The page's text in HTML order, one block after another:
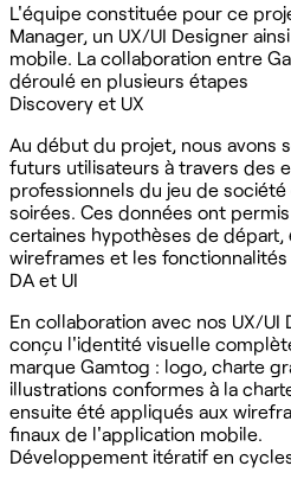
L'équipe constituée pour ce
Manager, un UX/UI Designer
mobile. La collaboration entre
déroulé en plusieurs étapes
Discovery et UX
Au début du projet, nous avons
futurs utilisateurs à travers des
professionnels du jeu de
soirées. Ces données ont
certaines hypothèses de départ,
wireframes et les
DA et UI
En collaboration avec nos UX/UI
conçu l'identité visuelle
marque Gamtog : logo, charte
illustrations conformes à la
ensuite été appliqués aux
finaux de l'application mobile.
Développement itératif en